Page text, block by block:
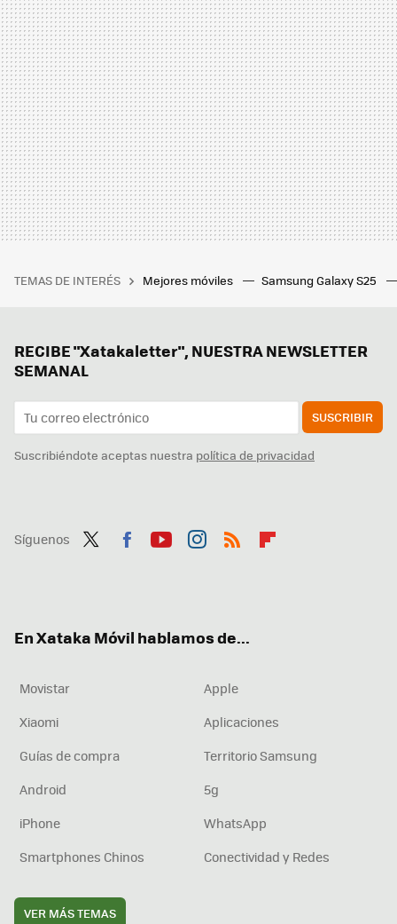
TEMAS DE INTERÉS Mejores móviles Samsung Galaxy S25
RECIBE "Xatakaletter", NUESTRA NEWSLETTER
SEMANAL
SUSCRIBIR
Suscribiéndote aceptas nuestra política de privacidad
Síguenos
En Xataka Móvil hablamos de...
Movistar
Apple
Xiaomi
Aplicaciones
Guías de compra
Territorio Samsung
Android
5g
iPhone
WhatsApp
Smartphones Chinos
Conectividad y Redes
VER MÁS TEMAS